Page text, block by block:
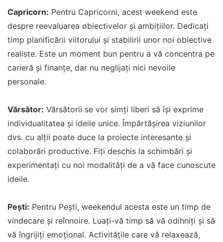
Capricorn: Pentru Capricorni, acest weekend este
despre reevaluarea obiectivelor și ambițiilor. Dedicați
timp planificării viitorului și stabilirii unor noi obiective
realiste. Este un moment bun pentru a vă concentra pe
carieră și finanțe, dar nu neglijați nici nevoile
personale.
Vărsător: Vărsătorii se vor simți liberi să își exprime
individualitatea și ideile unice. Împărtășirea viziunilor
dvs. cu alții poate duce la proiecte interesante și
colaborări productive. Fiți deschis la schimbări și
experimentați cu noi modalități de a vă face cunoscute
ideile.
Pești: Pentru Pești, weekendul acesta este un timp de
vindecare și reînnoire. Luați-vă timp să vă odihniți și să
vă îngrijiți emoțional. Activitățile care vă relaxează,